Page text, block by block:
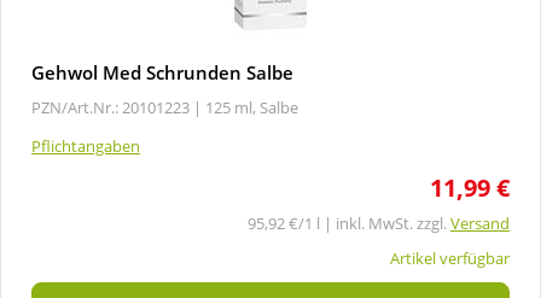
Gehwol Med Schrunden Salbe
PZN/Art.Nr.: 20101223 | 125 ml, Salbe
Pflichtangaben
11,99 €
95,92 €/1 l | inkl. MwSt. zzgl.Versand
Artikel verfügbar